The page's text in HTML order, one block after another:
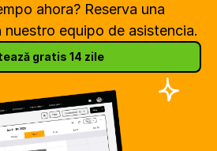
ahora? Reserva una
equipo de asistencia.
gratis 14 zile